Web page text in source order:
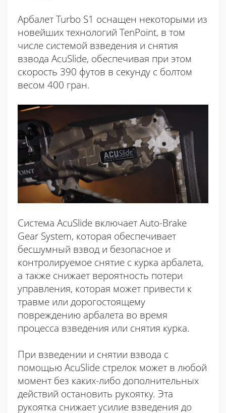
Арбалет Turbo S1 оснащен некоторыми из
новейших технологий TenPoint, в том
числе системой взведения и снятия
взвода AcuSlide, обеспечивая при этом
скорость 390 футов в секунду с болтом
весом 400 гран.
Система AcuSlide включает Auto-Brake
Gear System, которая обеспечивает
бесшумный взвод и безопасное и
контролируемое снятие с курка арбалета,
а также снижает вероятность потери
управления, которая может привести к
травме или дорогостоящему
повреждению арбалета во время
процесса взведения или снятия курка.
При взведении и снятии взвода с
помощью AcuSlide стрелок может в любой
момент без каких-либо дополнительных
действий остановить рукоятку. Эта
рукоятка снижает усилие взведения до